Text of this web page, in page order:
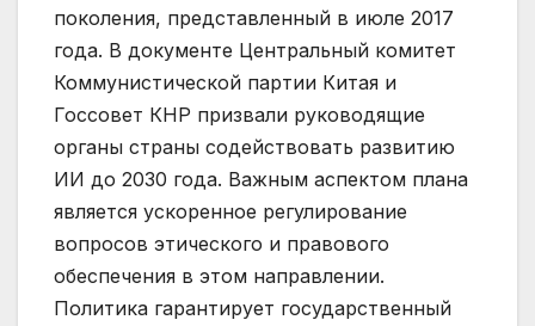
поколения, представленный в июле 2017
года. В документе Центральный комитет
Коммунистической партии Китая и
Госсовет КНР призвали руководящие
органы страны содействовать развитию
ИИ до 2030 года. Важным аспектом плана
является ускоренное регулирование
вопросов этического и правового
обеспечения в этом направлении.
Политика гарантирует государственный